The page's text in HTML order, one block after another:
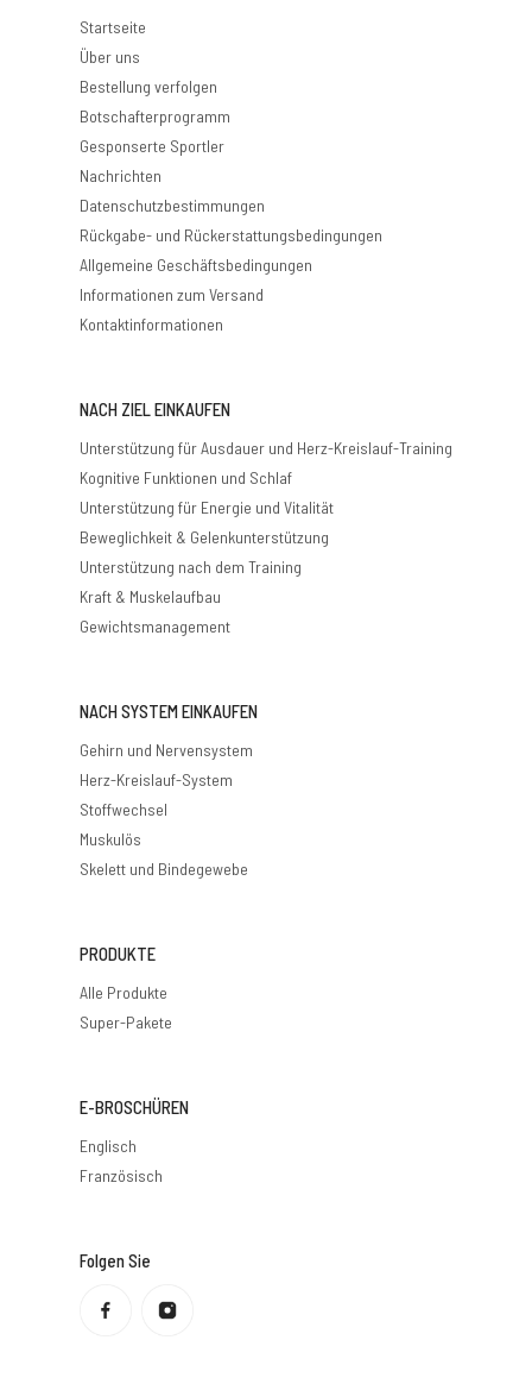
Startseite
Über uns
Bestellung verfolgen
Botschafterprogramm
Gesponserte Sportler
Nachrichten
Datenschutzbestimmungen
Rückgabe- und Rückerstattungsbedingungen
Allgemeine Geschäftsbedingungen
Informationen zum Versand
Kontaktinformationen
NACH ZIEL EINKAUFEN
Unterstützung für Ausdauer und Herz-Kreislauf-Training
Kognitive Funktionen und Schlaf
Unterstützung für Energie und Vitalität
Beweglichkeit & Gelenkunterstützung
Unterstützung nach dem Training
Kraft & Muskelaufbau
Gewichtsmanagement
NACH SYSTEM EINKAUFEN
Gehirn und Nervensystem
Herz-Kreislauf-System
Stoffwechsel
Muskulös
Skelett und Bindegewebe
PRODUKTE
Alle Produkte
Super-Pakete
E-BROSCHÜREN
Englisch
Französisch
Folgen Sie
Datenschutzbestimmungen
Rückerstattungsrichtlinie